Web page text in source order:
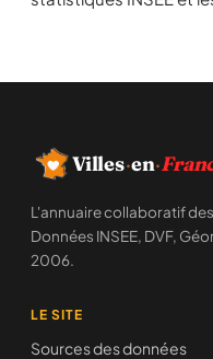
Villes·en·
L'annuaire collaboratif des
Données INSEE, DVF,
2006.
LE SITE
Sources des données